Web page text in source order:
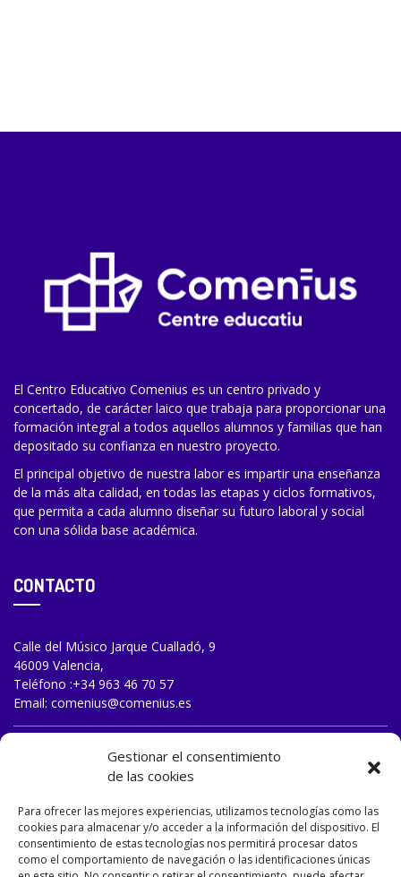
Gestionar el consentimiento
de las cookies
Para ofrecer las mejores experiencias, utilizamos tecnologías como las
cookies para almacenar y/o acceder a la información del dispositivo. El
consentimiento de estas tecnologías nos permitirá procesar datos
como el comportamiento de navegación o las identificaciones únicas
El Centro Educativo Comenius es un centro privado y
concertado, de carácter laico que trabaja para proporcionar una
formación integral a todos aquellos alumnos y familias que han
depositado su confianza en nuestro proyecto.
El principal objetivo de nuestra labor es impartir una enseñanza
de la más alta calidad, en todas las etapas y ciclos formativos,
que permita a cada alumno diseñar su futuro laboral y social
con una sólida base académica.
CONTACTO
Calle del Músico Jarque Cualladó, 9
46009 Valencia,
Teléfono :+34 963 46 70 57
Email: comenius@comenius.es
TRABAJA CON NOSOTROS